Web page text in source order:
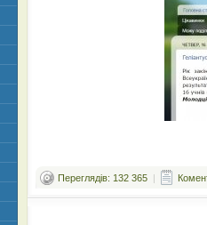
Переглядів: 132 365 |